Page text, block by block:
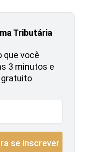
Tributária
que você
3 minutos e
gratuito